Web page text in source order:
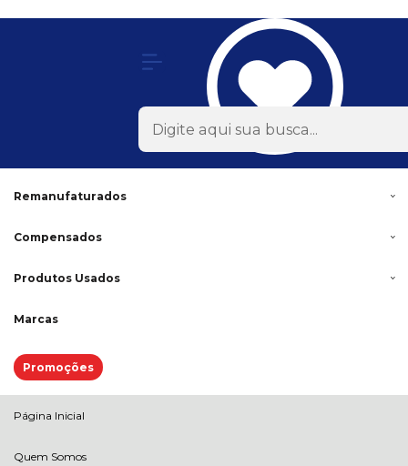
Remanufaturados
Compensados
Produtos Usados
Marcas
Promoções
Página Inicial
Quem Somos